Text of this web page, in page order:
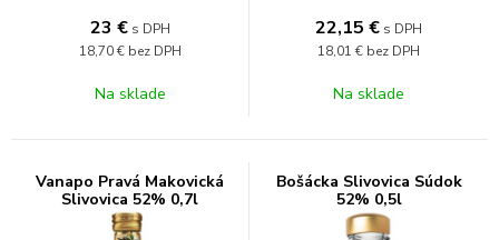
23 € s DPH
18,70 € bez DPH
Na sklade
22,15 € s DPH
18,01 € bez DPH
Na sklade
Vanapo Pravá Makovická
Slivovica 52% 0,7l
Bošácka Slivovica Súdok
52% 0,5l